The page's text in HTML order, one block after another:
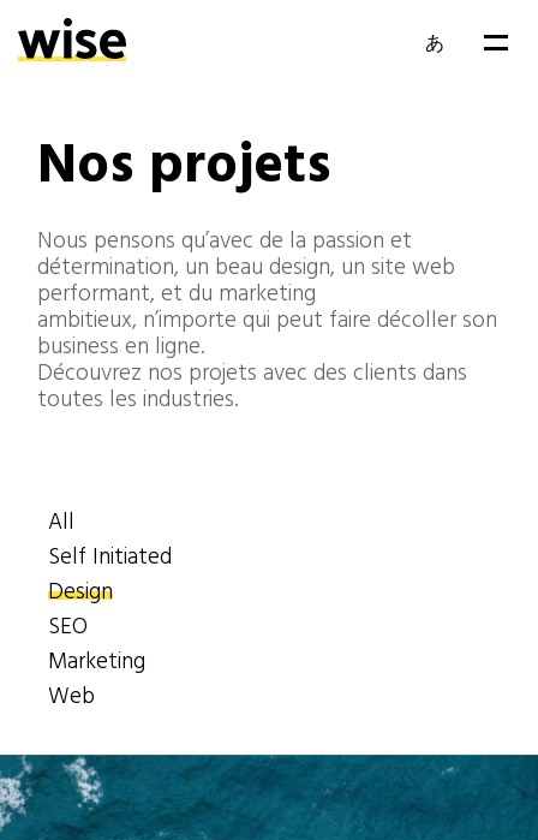
あ
Nos projets
Nous pensons qu’avec de la passion et
détermination, un beau design, un site web
performant, et du marketing
ambitieux, n’importe qui peut faire décoller son
business en ligne.
Découvrez nos projets avec des clients dans
toutes les industries.
All
Self Initiated
Design
SEO
Marketing
Web